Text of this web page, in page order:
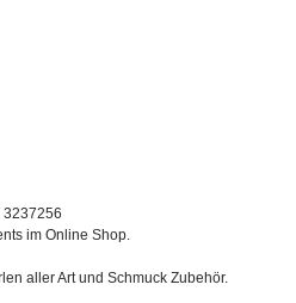
3237256
im Online Shop.
aller Art und Schmuck Zubehör.